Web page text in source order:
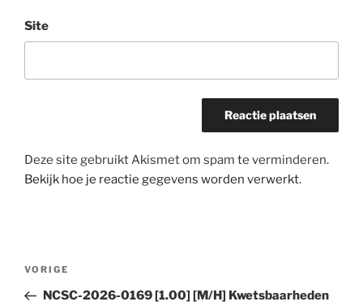
Site
Deze site gebruikt Akismet om spam te verminderen.
Bekijk hoe je reactie gegevens worden verwerkt.
Bericht
Vorig
bericht
VORIGE
NCSC-2026-0169 [1.00] [M/H] Kwetsbaarheden